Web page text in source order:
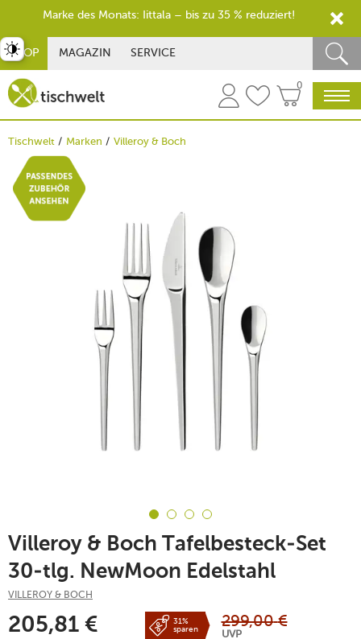
SHOP MAGAZIN SERVICE
0
Tischwelt Marken Villeroy & Boch
Villeroy & Boch Tafelbesteck-Set
30-tlg. NewMoon Edelstahl
VILLEROY & BOCH
205,81 €
31%
sparen
299,00 €
UVP
umschalten
Marke des Monats: Iittala – bis zu 35 % reduziert!